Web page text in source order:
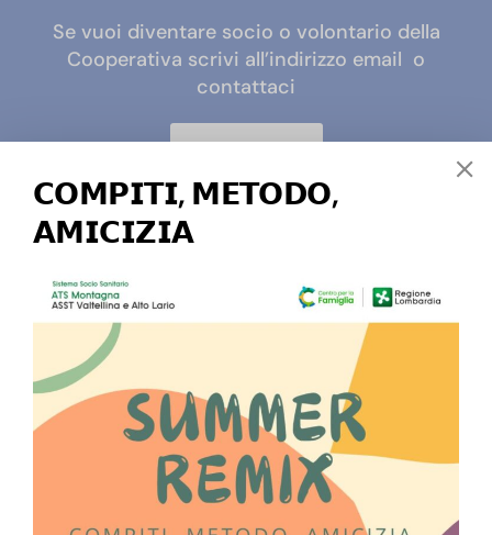
Se vuoi diventare socio o volontario della
Cooperativa scrivi all’indirizzo email o
contattaci
SCOPRI COME
𝗖𝗢𝗠𝗣𝗜𝗧𝗜, 𝗠𝗘𝗧𝗢𝗗𝗢,
𝗔𝗠𝗜𝗖𝗜𝗭𝗜𝗔